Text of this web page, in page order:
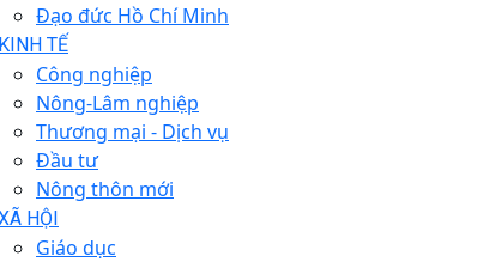
Đạo đức Hồ Chí Minh
KINH TẾ
Công nghiệp
Nông-Lâm nghiệp
Thương mại - Dịch vụ
Đầu tư
Nông thôn mới
HỘI
Giáo dục